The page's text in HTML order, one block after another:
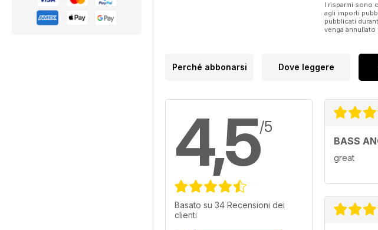
I risparmi sono
agli importi
pubblicati
venga
Perché abbonarsi Dove leggere
4,5/5
Basato su 34 Recensioni dei
clienti
BASS
great